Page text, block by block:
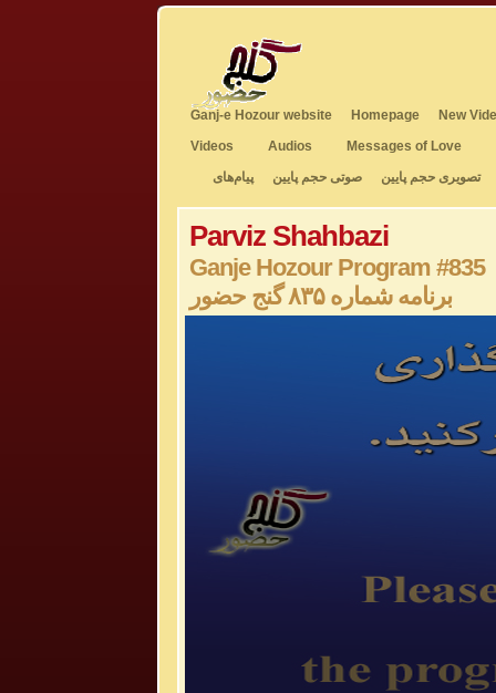
Ganj-e Hozour website Homepage
New
Videos
Audios
Messages of Love
تصویری حجم پایین
صوتی حجم پایین پیام‌های
Parviz Shahbazi
Ganje Hozour Program #835
برنامه شماره ۸۳۵ گنج حضور